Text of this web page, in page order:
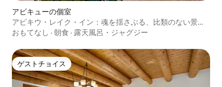
アビキューの個室
アビキウ・レイク・イン：魂を揺さぶる、比類のない景
色。
おもてなし · 朝食 · 露天風呂・ジャグジー
ゲストチョイス
ゲストチョイス